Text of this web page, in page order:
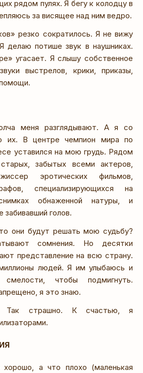
рядом пулях. Я бегу к колодцу в
за висящее над ним ведро.
резко сократилось. Я не вижу
делаю потише звук в наушниках.
угасает. Я слышу собственное
выстрелов, крики, приказы,
меня разглядывают. А я со
их. В центре чемпион мира по
уставился на мою грудь. Рядом
забытых всеми актеров,
эротических фильмов,
специализирующихся на
обнаженной натуры, и
забивавший голов.
они будут решать мою судьбу?
сомнения. Но десятки
представление на всю страну.
людей. Я им улыбаюсь и
чтобы подмигнуть.
я это знаю.
Так страшно. К счастью, я
а что плохо (маленькая